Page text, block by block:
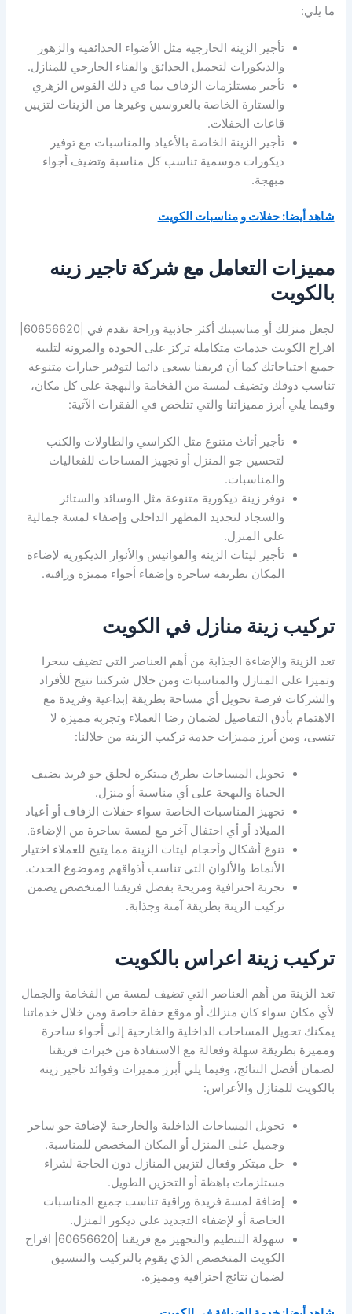
ما يلي:
تأجير الزينة الخارجية مثل الأضواء الحدائقية والزهور
والديكورات لتجميل الحدائق والفناء الخارجي للمنازل.
تأجير مستلزمات الزفاف بما في ذلك القوس الزهري
والستارة الخاصة بالعروسين وغيرها من الزينات لتزيين
قاعات الحفلات.
تأجير الزينة الخاصة بالأعياد والمناسبات مع توفير
ديكورات موسمية تناسب كل مناسبة وتضيف أجواء
مبهجة.
شاهد أيضا: حفلات و مناسبات الكويت
مميزات التعامل مع شركة تاجير زينه
بالكويت
افراح الكويت خدمات متكاملة تركز على الجودة والمرونة لتلبية
جميع احتياجاتك كما أن فريقنا يسعى دائما لتوفير خيارات متنوعة
تناسب ذوقك وتضيف لمسة من الفخامة والبهجة على كل مكان،
وفيما يلي أبرز مميزاتنا والتي تتلخص في الفقرات الآتية:
تأجير أثاث متنوع مثل الكراسي والطاولات والكنب
لتحسين جو المنزل أو تجهيز المساحات للفعاليات
والمناسبات.
نوفر زينة ديكورية متنوعة مثل الوسائد والستائر
والسجاد لتجديد المظهر الداخلي وإضفاء لمسة جمالية
على المنزل.
تأجير ليتات الزينة والفوانيس والأنوار الديكورية لإضاءة
المكان بطريقة ساحرة وإضفاء أجواء مميزة وراقية.
تركيب زينة منازل في الكويت
تعد الزينة والإضاءة الجذابة من أهم العناصر التي تضيف سحرا
وتميزا على المنازل والمناسبات ومن خلال شركتنا نتيح للأفراد
والشركات فرصة تحويل أي مساحة بطريقة إبداعية وفريدة مع
الاهتمام بأدق التفاصيل لضمان رضا العملاء وتجربة مميزة لا
تنسى، ومن أبرز مميزات خدمة تركيب الزينة من خلالنا:
تحويل المساحات بطرق مبتكرة لخلق جو فريد يضيف
الحياة والبهجة على أي مناسبة أو منزل.
تجهيز المناسبات الخاصة سواء حفلات الزفاف أو أعياد
الميلاد أو أي احتفال آخر مع لمسة ساحرة من الإضاءة.
تنوع أشكال وأحجام ليتات الزينة مما يتيح للعملاء اختيار
الأنماط والألوان التي تناسب أذواقهم وموضوع الحدث.
تجربة احترافية ومريحة بفضل فريقنا المتخصص يضمن
تركيب الزينة بطريقة آمنة وجذابة.
تركيب زينة اعراس بالكويت
تعد الزينة من أهم العناصر التي تضيف لمسة من الفخامة والجمال
لأي مكان سواء كان منزلك أو موقع حفلة خاصة ومن خلال خدماتنا
يمكنك تحويل المساحات الداخلية والخارجية إلى أجواء ساحرة
ومميزة بطريقة سهلة وفعالة مع الاستفادة من خبرات فريقنا
لضمان أفضل النتائج، وفيما يلي أبرز مميزات وفوائد تاجير زينه
بالكويت للمنازل والأعراس:
تحويل المساحات الداخلية والخارجية لإضافة جو ساحر
وجميل على المنزل أو المكان المخصص للمناسبة.
حل مبتكر وفعال لتزيين المنازل دون الحاجة لشراء
مستلزمات باهظة أو التخزين الطويل.
إضافة لمسة فريدة وراقية تناسب جميع المناسبات
الخاصة أو لإضفاء التجديد على ديكور المنزل.
سهولة التنظيم والتجهيز مع فريقنا |60656620| افراح
الكويت المتخصص الذي يقوم بالتركيب والتنسيق
لضمان نتائج احترافية ومميزة.